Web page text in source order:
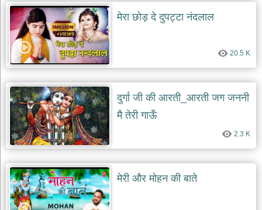
of
the
day
भजन
जोड़ें
add
bhajans
मेरा छोड़ दे दुपट्टा नंदलाल
20.5 K
दुर्गा जी की आरती_आरती जग जननी
मै तेरी गाऊँ
2.3 K
मेरी और मोहन की बाते